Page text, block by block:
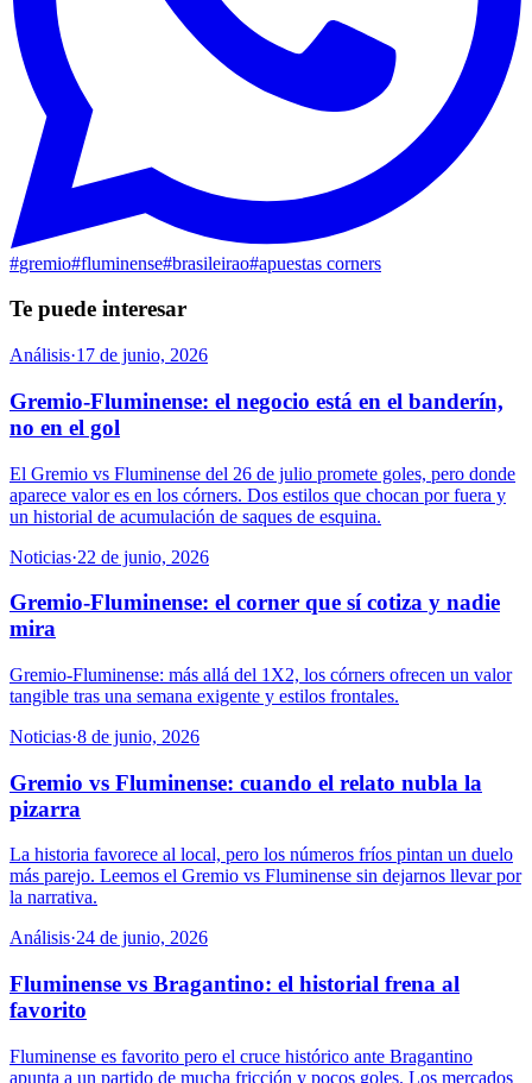
#gremio#fluminense#brasileirao#apuestas corners
Te puede interesar
Análisis·17 de junio, 2026
Gremio-Fluminense: el negocio está en el banderín,
no en el gol
El Gremio vs Fluminense del 26 de julio promete goles, pero donde
aparece valor es en los córners. Dos estilos que chocan por fuera y
un historial de acumulación de saques de esquina.
Noticias·22 de junio, 2026
Gremio-Fluminense: el corner que sí cotiza y nadie
mira
Gremio-Fluminense: más allá del 1X2, los córners ofrecen un valor
tangible tras una semana exigente y estilos frontales.
Noticias·8 de junio, 2026
Gremio vs Fluminense: cuando el relato nubla la
pizarra
La historia favorece al local, pero los números fríos pintan un duelo
más parejo. Leemos el Gremio vs Fluminense sin dejarnos llevar por
la narrativa.
Análisis·24 de junio, 2026
Fluminense vs Bragantino: el historial frena al
favorito
Fluminense es favorito pero el cruce histórico ante Bragantino
apunta a un partido de mucha fricción y pocos goles. Los mercados